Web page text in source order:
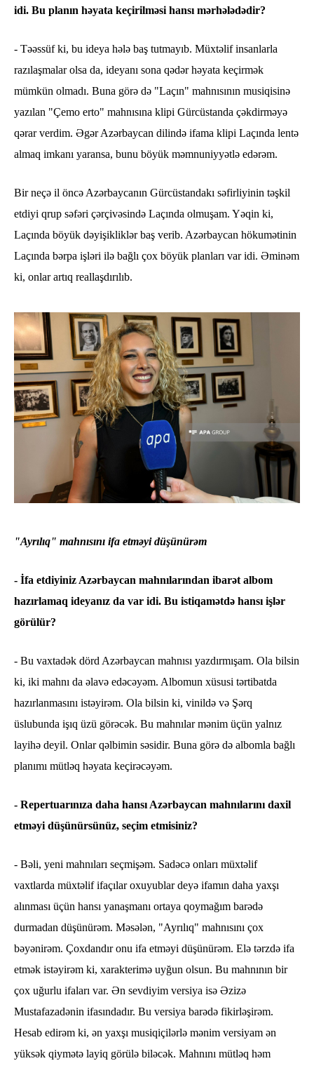
idi. Bu planın həyata keçirilməsi hansı mərhələdədir?
- Təəssüf ki, bu ideya hələ baş tutmayıb. Müxtəlif insanlarla
razılaşmalar olsa da, ideyanı sona qədər həyata keçirmək
mümkün olmadı. Buna görə də "Laçın" mahnısının musiqisinə
yazılan "Çemo erto" mahnısına klipi Gürcüstanda çəkdirməyə
qərar verdim. Əgər Azərbaycan dilində ifama klipi Laçında lentə
almaq imkanı yaransa, bunu böyük məmnuniyyətlə edərəm.
Bir neçə il öncə Azərbaycanın Gürcüstandakı səfirliyinin təşkil
etdiyi qrup səfəri çərçivəsində Laçında olmuşam. Yəqin ki,
Laçında böyük dəyişikliklər baş verib. Azərbaycan hökumətinin
Laçında bərpa işləri ilə bağlı çox böyük planları var idi. Əminəm
ki, onlar artıq reallaşdırılıb.
"Ayrılıq" mahnısını ifa etməyi düşünürəm
- İfa etdiyiniz Azərbaycan mahnılarından ibarət albom
hazırlamaq ideyanız da var idi. Bu istiqamətdə hansı işlər
görülür?
- Bu vaxtadək dörd Azərbaycan mahnısı yazdırmışam. Ola bilsin
ki, iki mahnı da əlavə edəcəyəm. Albomun xüsusi tərtibatda
hazırlanmasını istəyirəm. Ola bilsin ki, vinildə və Şərq
üslubunda işıq üzü görəcək. Bu mahnılar mənim üçün yalnız
layihə deyil. Onlar qəlbimin səsidir. Buna görə də albomla bağlı
planımı mütləq həyata keçirəcəyəm.
- Repertuarınıza daha hansı Azərbaycan mahnılarını daxil
etməyi düşünürsünüz, seçim etmisiniz?
- Bəli, yeni mahnıları seçmişəm. Sadəcə onları müxtəlif
vaxtlarda müxtəlif ifaçılar oxuyublar deyə ifamın daha yaxşı
alınması üçün hansı yanaşmanı ortaya qoymağım barədə
durmadan düşünürəm. Məsələn, "Ayrılıq" mahnısını çox
bəyənirəm. Çoxdandır onu ifa etməyi düşünürəm. Elə tərzdə ifa
etmək istəyirəm ki, xarakterimə uyğun olsun. Bu mahnının bir
çox uğurlu ifaları var. Ən sevdiyim versiya isə Əzizə
Mustafazadənin ifasındadır. Bu versiya barədə fikirləşirəm.
Hesab edirəm ki, ən yaxşı musiqiçilərlə mənim versiyam ən
yüksək qiymətə layiq görülə biləcək. Mahnını mütləq həm